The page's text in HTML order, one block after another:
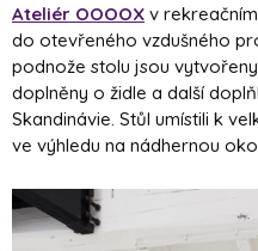
Ateliér OOOOX v
do otevřeného vzdušného
podnože stolu jsou
doplněny o židle a další
Skandinávie. Stůl umístili k
ve výhledu na nádhernou